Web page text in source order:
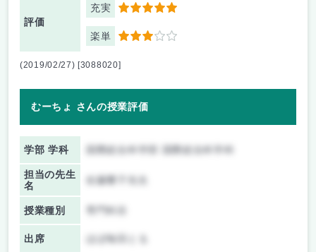
評価
充実 5
楽単 3
(2019/02/27) [3088020]
むーちょ さんの授業評価
学部 学科 国際総合科学部 国際総合科学科
担当の先生
名
佐藤響子先生
授業種別
出席 ほぼ毎回とる